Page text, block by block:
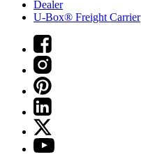
Dealer
U-Box® Freight Carrier